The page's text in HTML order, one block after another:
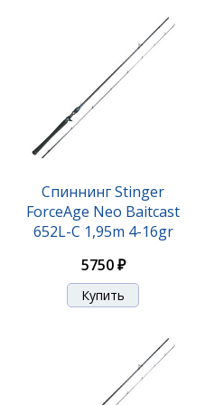
Спиннинг Stinger
ForceAge Neo Baitcast
652L-C 1,95m 4-16gr
5750 ₽